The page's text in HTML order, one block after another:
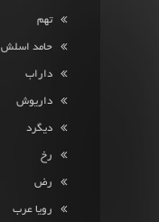
تهم
حامد اسلش
داراب
داریوش
دیگرد
رخ
رض
رویا عرب